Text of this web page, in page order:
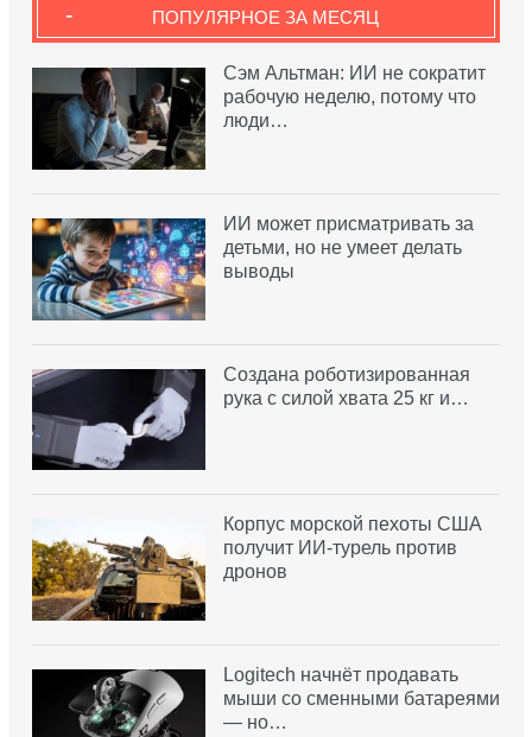
ПОПУЛЯРНОЕ ЗА МЕСЯЦ
-
Сэм Альтман: ИИ не сократит
рабочую неделю, потому что
люди…
ИИ может присматривать за
детьми, но не умеет делать
выводы
Создана роботизированная
рука с силой хвата 25 кг и…
Корпус морской пехоты США
получит ИИ-турель против
дронов
Logitech начнёт продавать
мыши со сменными батареями
— но…